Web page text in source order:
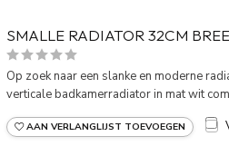
SMALLE RADIATOR 32CM
Op zoek naar een slanke en moderne
verticale badkamerradiator in mat wit
AAN VERLANGLIJST TOEVOEGEN